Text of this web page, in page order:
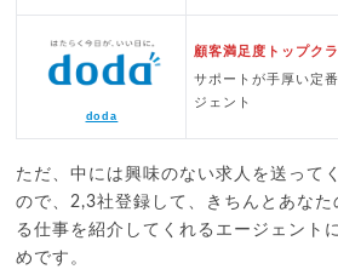
doda
顧客満足度トップクラ
サポートが手厚い定
ジェント
ただ、中には興味のない求人を送って
ので、2,3社登録して、きちんとあな
る仕事を紹介してくれるエージェント
めです。